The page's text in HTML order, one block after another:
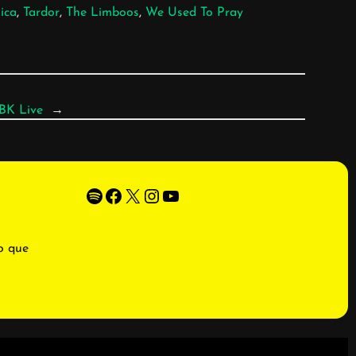
, Tardor, The Limboos, We Used To Pray
Live →
que
Spotify Facebook X Instagram YouTube